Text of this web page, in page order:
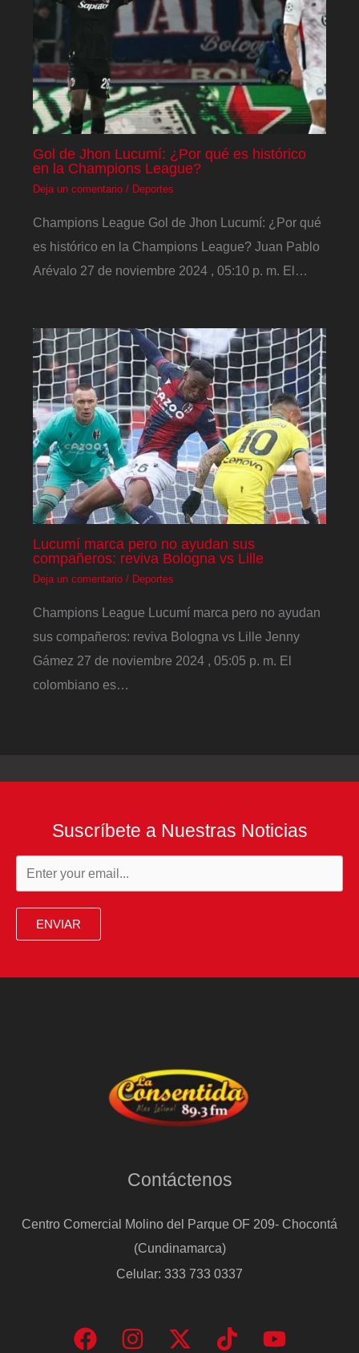
Gol de Jhon Lucumí: ¿Por qué es histórico
en la Champions League?
Deja un comentario / Deportes
Champions League Gol de Jhon Lucumí: ¿Por qué
es histórico en la Champions League? Juan Pablo
Arévalo 27 de noviembre 2024 , 05:10 p. m. El…
Lucumí marca pero no ayudan sus
compañeros: reviva Bologna vs Lille
Deja un comentario / Deportes
Champions League Lucumí marca pero no ayudan
sus compañeros: reviva Bologna vs Lille Jenny
Gámez 27 de noviembre 2024 , 05:05 p. m. El
colombiano es…
Suscríbete a Nuestras Noticias
ENVIAR
Contáctenos
Centro Comercial Molino del Parque OF 209- Chocontá
(Cundinamarca)
Celular: 333 733 0337